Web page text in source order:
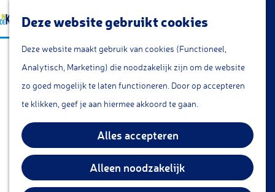
Deze website gebruikt cookies
Deze website maakt gebruik van cookies (Functioneel,
Analytisch, Marketing) die noodzakelijk zijn om de website
zo goed mogelijk te laten functioneren. Door op accepteren
te klikken, geef je aan hiermee akkoord te gaan.
Alles accepteren
Alleen noodzakelijk
a
Z
e
k
e
n
e
n
u
Snacks
Cafe & Bar
Restaurants
Theetuin
IJs
Groepsarrangementen
Streekproducten
KOM DOEN